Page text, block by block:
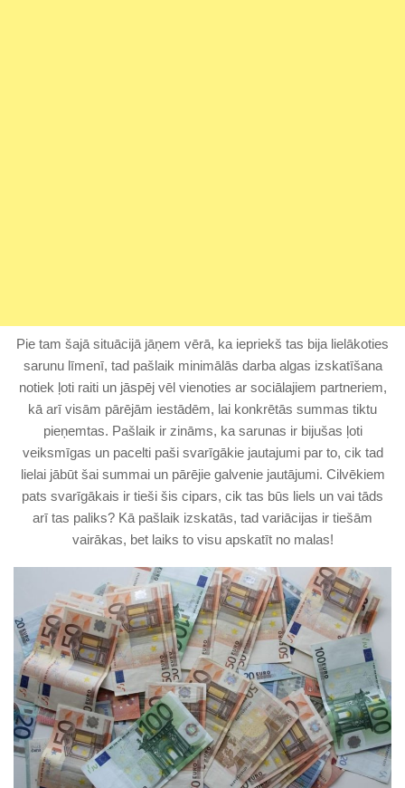
Pie tam šajā situācijā jāņem vērā, ka iepriekš tas bija lielākoties
sarunu līmenī, tad pašlaik minimālās darba algas izskatīšana
notiek ļoti raiti un jāspēj vēl vienoties ar sociālajiem partneriem,
kā arī visām pārējām iestādēm, lai konkrētās summas tiktu
pieņemtas. Pašlaik ir zināms, ka sarunas ir bijušas ļoti
veiksmīgas un pacelti paši svarīgākie jautajumi par to, cik tad
lielai jābūt šai summai un pārējie galvenie jautājumi. Cilvēkiem
pats svarīgākais ir tieši šis cipars, cik tas būs liels un vai tāds
arī tas paliks? Kā pašlaik izskatās, tad variācijas ir tiešām
vairākas, bet laiks to visu apskatīt no malas!